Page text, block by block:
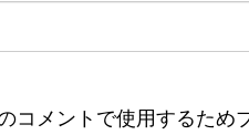
コメントで使用するため